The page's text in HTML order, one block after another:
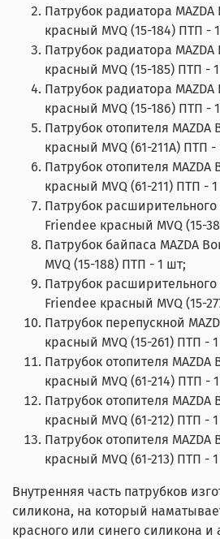
Патрубок радиатора
красный MVQ (15-184) ПТП -
Патрубок радиатора
красный MVQ (15-185) ПТП -
Патрубок радиатора
красный MVQ (15-186) ПТП -
Патрубок отопителя MAZDA
красный MVQ (61-211А) ПТП -
Патрубок отопителя MAZDA
красный MVQ (61-211) ПТП -
Патрубок расширительного
Friendee красный MVQ (15-
Патрубок байпаса MAZDA
MVQ (15-188) ПТП - 1 шт;
Патрубок расширительного
Friendee красный MVQ (15-
Патрубок перепускной
красный MVQ (15-261) ПТП -
Патрубок отопителя MAZDA
красный MVQ (61-214) ПТП -
Патрубок отопителя MAZDA
красный MVQ (61-212) ПТП -
Патрубок отопителя MAZDA
красный MVQ (61-213) ПТП -
Внутренняя часть патрубков
силикона, на который
красного или синего силикона